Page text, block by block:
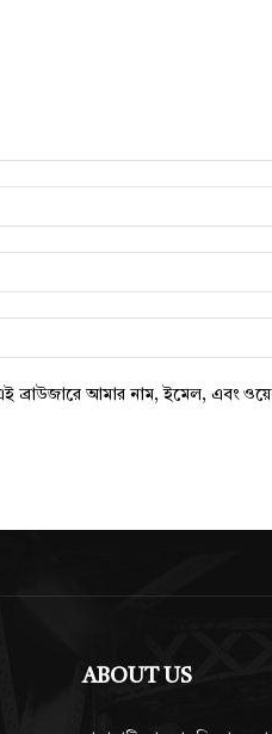
ব্রাউজারে আমার নাম, ইমেল, এবং
ABOUT US